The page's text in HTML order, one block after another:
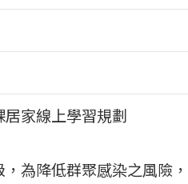
家線上學習規劃
為降低群聚感染之風險